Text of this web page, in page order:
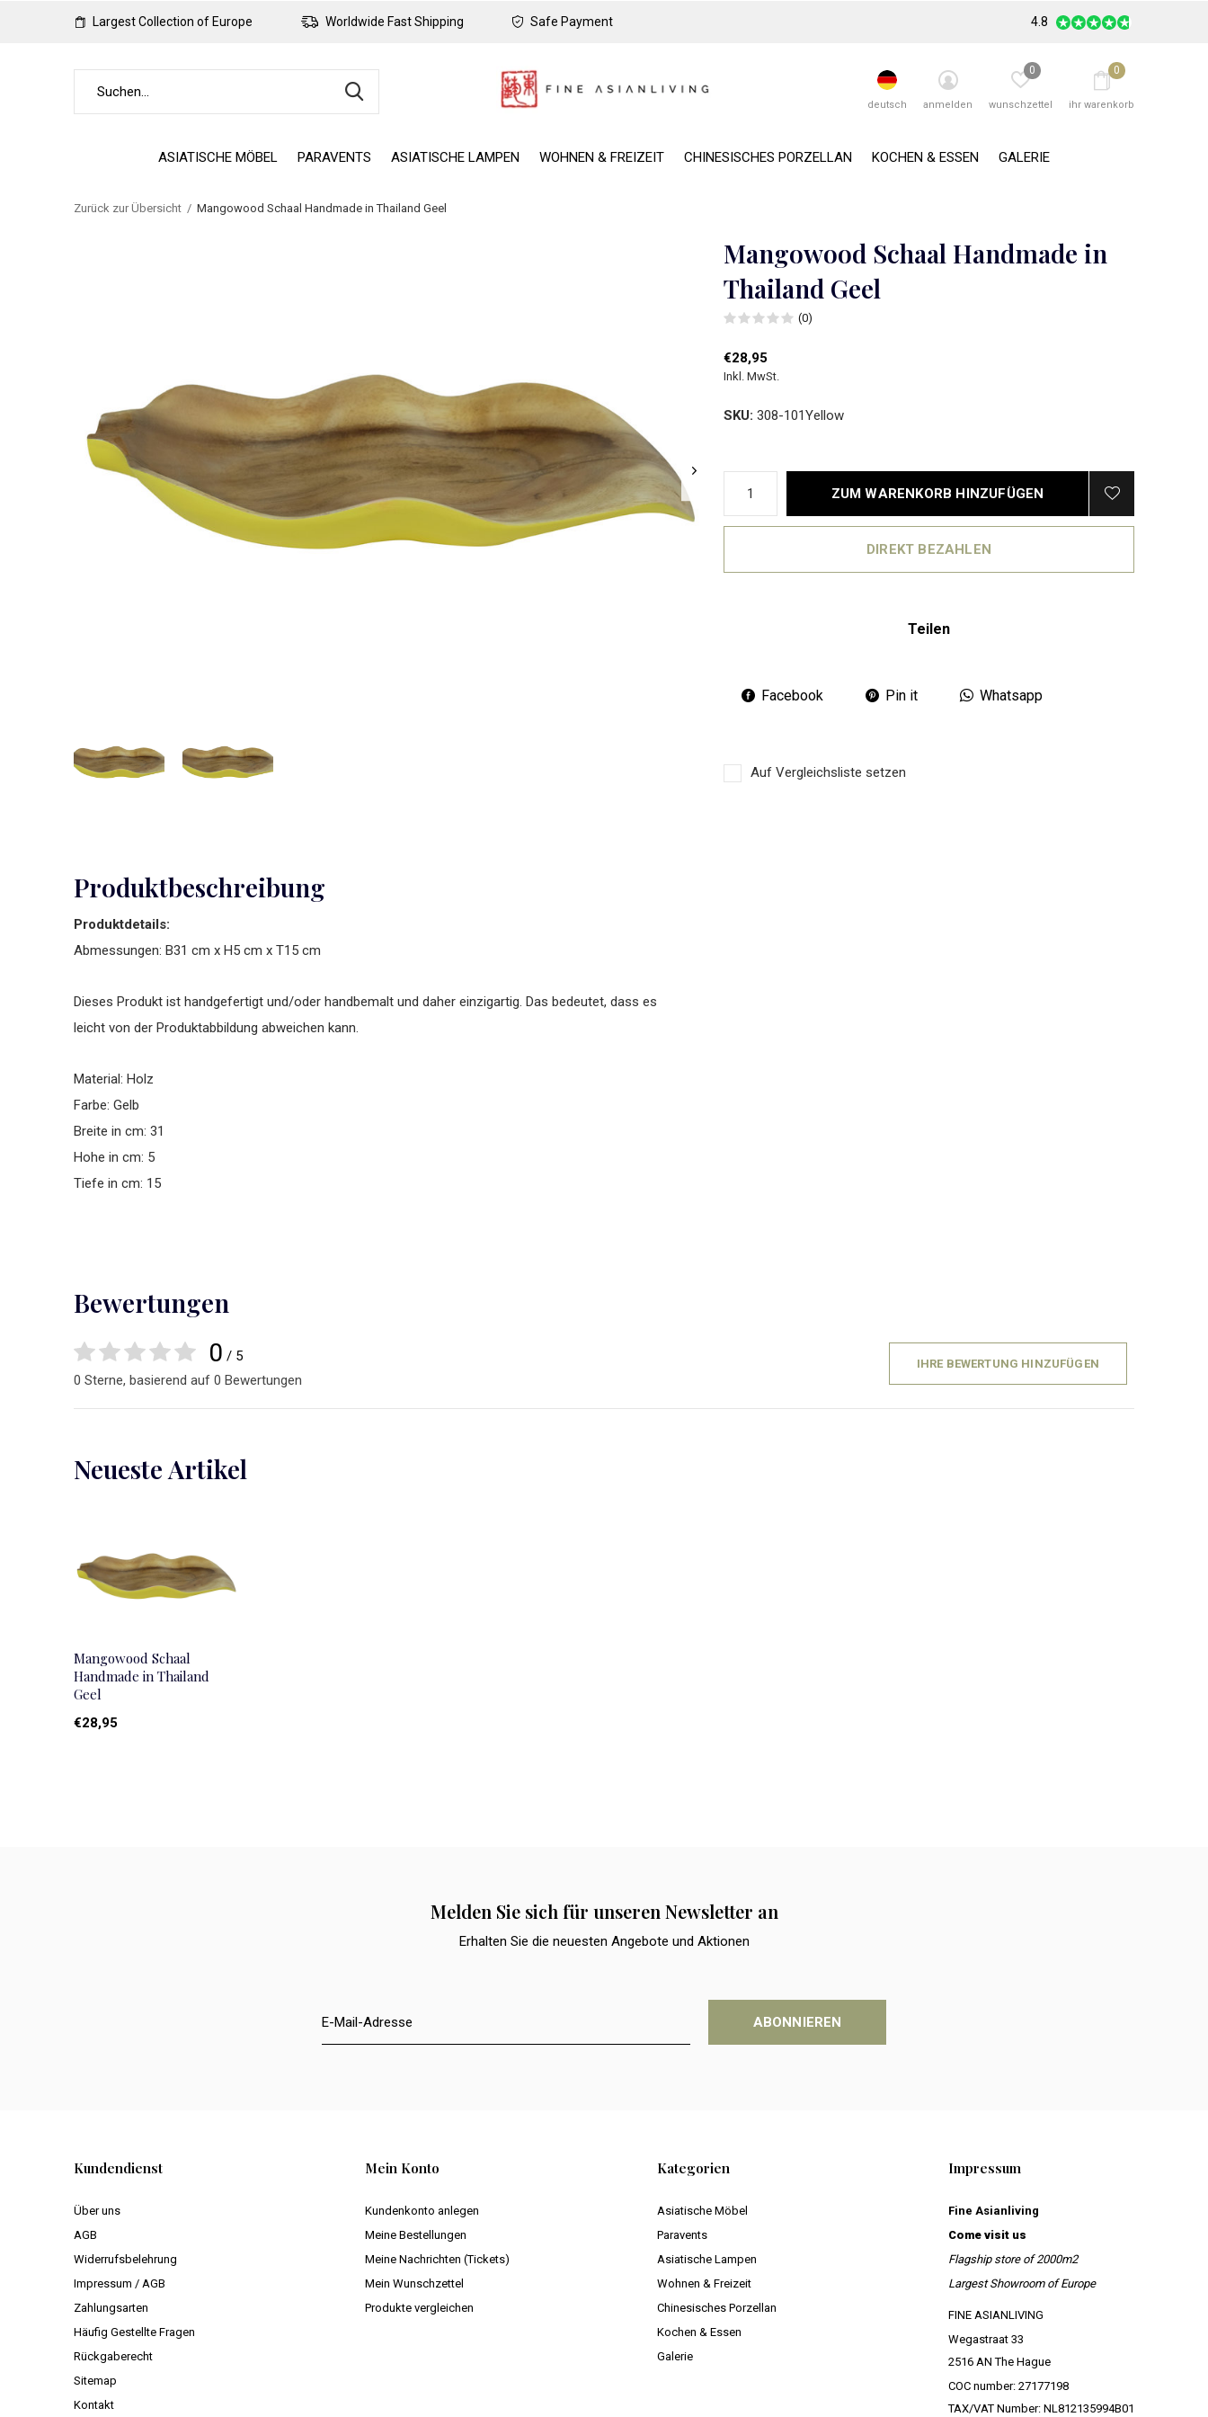
ASIATISCHE MÖBEL PARAVENTS ASIATISCHE LAMPEN WOHNEN & FREIZEIT CHINESISCHES PORZELLAN KOCHEN & ESSEN GALERIE
deutsch anmelden wunschzettel
0
ihr warenkorb
0
Largest Collection of Europe Worldwide Fast Shipping Safe Payment 4.8
Zurück zur Übersicht Mangowood Schaal Handmade in Thailand Geel
Mangowood Schaal Handmade in
Thailand Geel
(0)
€28,95
Inkl. MwSt.
SKU: 308-101Yellow
ZUM WARENKORB HINZUFÜGEN
DIREKT BEZAHLEN
Teilen
Facebook Pin it Whatsapp
Auf Vergleichsliste setzen
Produktbeschreibung
Produktdetails:
Abmessungen: B31 cm x H5 cm x T15 cm
Dieses Produkt ist handgefertigt und/oder handbemalt und daher einzigartig. Das bedeutet, dass es
leicht von der Produktabbildung abweichen kann.
Material: Holz
Farbe: Gelb
Breite in cm: 31
Hohe in cm: 5
Tiefe in cm: 15
Bewertungen
0 / 5
0 Sterne, basierend auf 0 Bewertungen
IHRE BEWERTUNG HINZUFÜGEN
Neueste Artikel
Mangowood Schaal
Handmade in Thailand
Geel
€28,95
Melden Sie sich für unseren Newsletter an
Erhalten Sie die neuesten Angebote und Aktionen
ABONNIEREN
Kundendienst
Über uns
AGB
Widerrufsbelehrung
Impressum / AGB
Zahlungsarten
Häufig Gestellte Fragen
Rückgaberecht
Sitemap
Kontakt
Mein Konto
Kundenkonto anlegen
Meine Bestellungen
Meine Nachrichten (Tickets)
Mein Wunschzettel
Produkte vergleichen
Kategorien
Asiatische Möbel
Paravents
Asiatische Lampen
Wohnen & Freizeit
Chinesisches Porzellan
Kochen & Essen
Galerie
Impressum
Fine Asianliving
Come visit us
Flagship store of 2000m2
Largest Showroom of Europe
FINE ASIANLIVING
Wegastraat 33
2516 AN The Hague
COC number: 27177198
TAX/VAT Number: NL812135994B01